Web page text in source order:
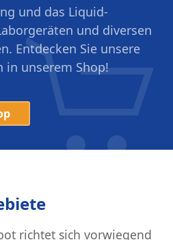
und das Liquid-
und diversen
Entdecken Sie unsere
in unserem Shop!
richtet sich vorwiegend